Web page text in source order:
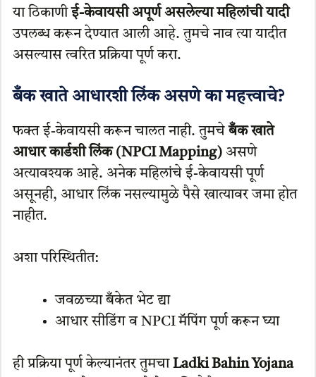
या ठिकाणीई-केवायसी अपूर्ण असलेल्या महिलांची यादी
उपलब्ध करून देण्यात आली आहे. तुमचे नाव त्या यादीत
असल्यास त्वरित प्रक्रिया पूर्ण करा.
बँक खाते आधारशी लिंक असणे का महत्त्वाचे?
फक्त ई-केवायसी करून चालत नाही. तुमचेबँक खाते
आधार कार्डशी लिंक (NPCI Mapping)असणे
अत्यावश्यक आहे. अनेक महिलांचे ई-केवायसी पूर्ण
असूनही, आधार लिंक नसल्यामुळे पैसे खात्यावर जमा होत
नाहीत.
अशा परिस्थितीत:
जवळच्या बँकेत भेट द्या
आधार सीडिंग व NPCI मॅपिंग पूर्ण करून घ्या
ही प्रक्रिया पूर्ण केल्यानंतर तुमचा Ladki Bahin Yojana